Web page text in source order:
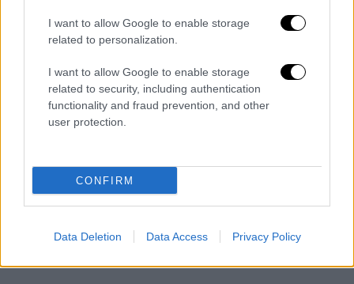
I want to allow Google to enable storage
related to personalization.
I want to allow Google to enable storage
related to security, including authentication
functionality and fraud prevention, and other
user protection.
CONFIRM
Data Deletion Data Access Privacy Policy